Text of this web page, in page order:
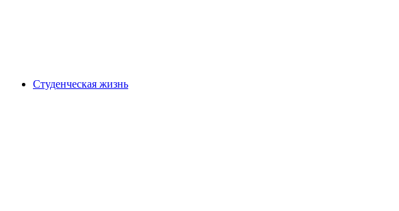
Студенческая жизнь